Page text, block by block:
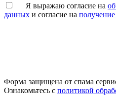
Я выражаю согласие на
данных и согласие на
Форма защищена от спама
Ознакомьтесь с политикой